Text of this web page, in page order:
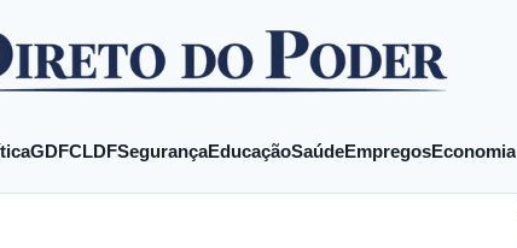
GDFCLDFSegurançaEducaçãoSaúdeEmpregosEconomia